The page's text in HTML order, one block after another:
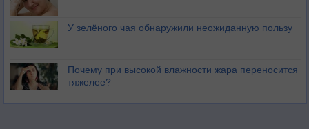
У зелёного чая обнаружили неожиданную пользу
Почему при высокой влажности жара переносится
тяжелее?